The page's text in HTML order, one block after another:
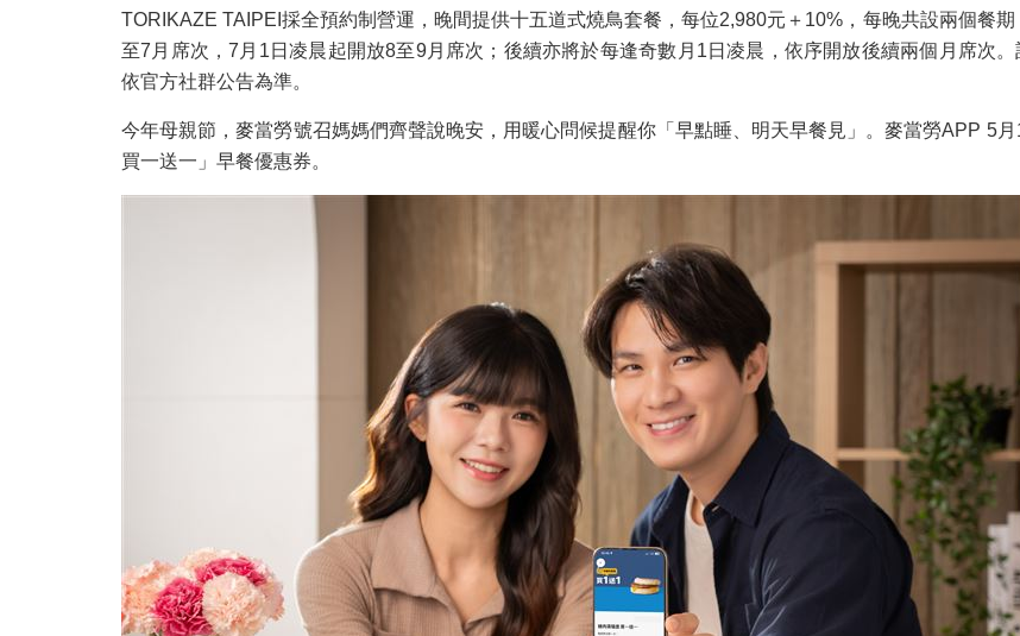
TORIKAZE TAIPEI採全預約制營運，晚間提供十五道式燒鳥套餐，每位2,980元＋10%，每晚共設兩個餐
至7月席次，7月1日凌晨起開放8至9月席次；後續亦將於每逢奇數月1日凌晨，依序開放後續兩個月席次
依官方社群公告為準。
今年母親節，麥當勞號召媽媽們齊聲說晚安，用暖心問候提醒你「早點睡、明天早餐見」。麥當勞APP 5
買一送一」早餐優惠券。